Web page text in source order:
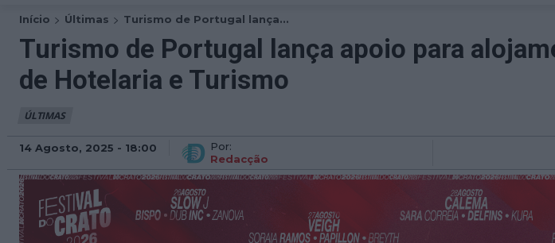
Início Últimas Turismo de Portugal lança...
Turismo de Portugal lança apoio para
de Hotelaria e Turismo
ÚLTIMAS
14 Agosto, 2025 - 18:00
Por:
Redacção